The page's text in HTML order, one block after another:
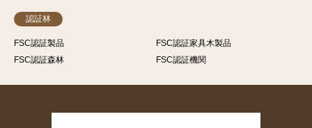
認証林
FSC認証製品
FSC認証家具木製品
FSC認証森林
FSC認証機関